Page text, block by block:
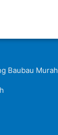
Baubau Murah